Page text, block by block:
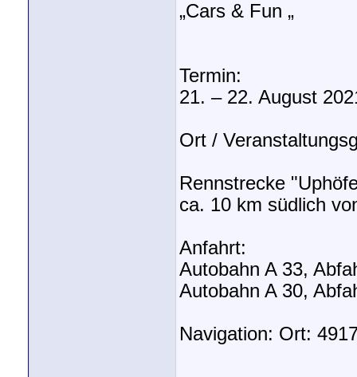
„Cars & Fun „
Termin:
21. – 22. August
Ort /
Rennstrecke
ca. 10 km südlich
Anfahrt:
Autobahn A 33,
Autobahn A 30,
Navigation: Ort: